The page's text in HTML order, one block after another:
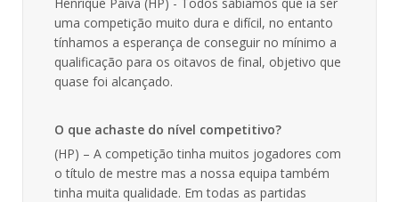
uma competição muito dura e difícil, no entanto
tínhamos a esperança de conseguir no mínimo a
qualificação para os oitavos de final, objetivo que
quase foi alcançado.
O que achaste do nível competitivo?
(HP) – A competição tinha muitos jogadores com
o título de mestre mas a nossa equipa também
tinha muita qualidade. Em todas as partidas